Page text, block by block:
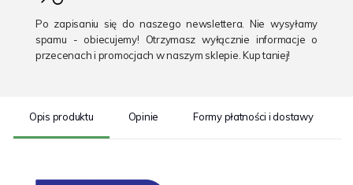
Po zapisaniu się do naszego newslettera. Nie wysyłamy
spamu - obiecujemy! Otrzymasz wyłącznie informacje o
przecenach i promocjach w naszym sklepie. Kup taniej!
Opis produktu Opinie Formy płatności i dostawy